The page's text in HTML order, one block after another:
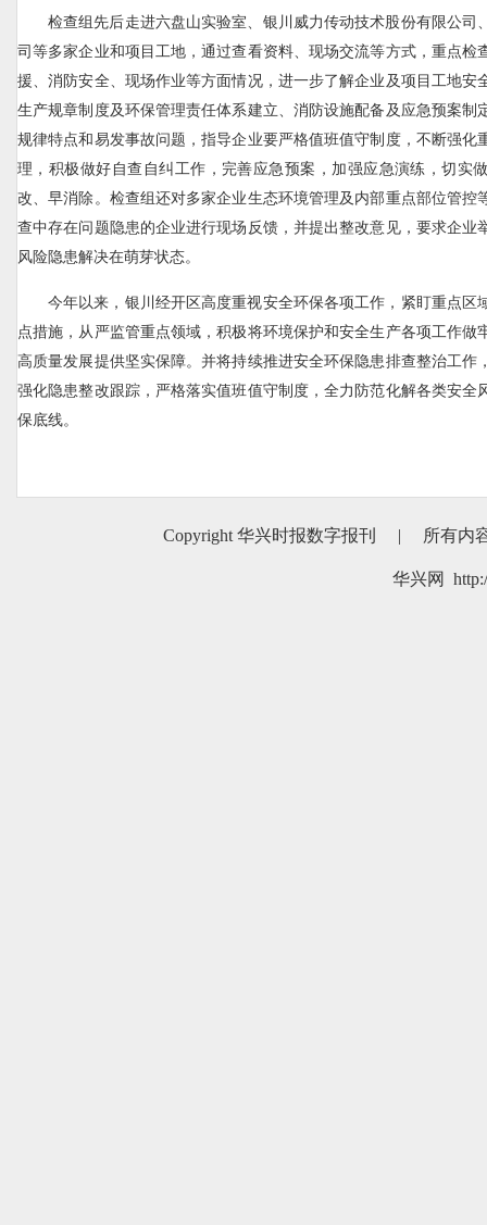
检查组先后走进六盘山实验室、银川威力传动技术股份有限公司
司等多家企业和项目工地，通过查看资料、现场交流等方式，重点检
援、消防安全、现场作业等方面情况，进一步了解企业及项目工地安
生产规章制度及环保管理责任体系建立、消防设施配备及应急预案制
规律特点和易发事故问题，指导企业要严格值班值守制度，不断强化
理，积极做好自查自纠工作，完善应急预案，加强应急演练，切实
改、早消除。检查组还对多家企业生态环境管理及内部重点部位管控
查中存在问题隐患的企业进行现场反馈，并提出整改意见，要求企业
风险隐患解决在萌芽状态。
今年以来，银川经开区高度重视安全环保各项工作，紧盯重点区
点措施，从严监管重点领域，积极将环境保护和安全生产各项工作做
高质量发展提供坚实保障。并将持续推进安全环保隐患排查整治工作
强化隐患整改跟踪，严格落实值班值守制度，全力防范化解各类安全
保底线。
Copyright 华兴时报数字报刊 | 所有内
华兴网